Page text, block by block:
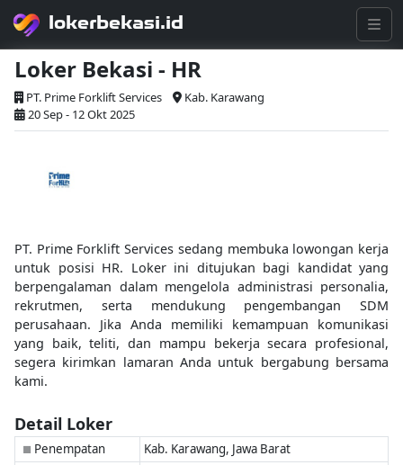
lokerbekasi.id
Loker Bekasi - HR
PT. Prime Forklift Services
Kab. Karawang
20 Sep - 12 Okt 2025
PT. Prime Forklift Services sedang membuka lowongan kerja
untuk posisi HR. Loker ini ditujukan bagi kandidat yang
berpengalaman dalam mengelola administrasi personalia,
rekrutmen, serta mendukung pengembangan SDM
perusahaan. Jika Anda memiliki kemampuan komunikasi
yang baik, teliti, dan mampu bekerja secara profesional,
segera kirimkan lamaran Anda untuk bergabung bersama
kami.
Detail Loker
■ Penempatan Kab. Karawang, Jawa Barat